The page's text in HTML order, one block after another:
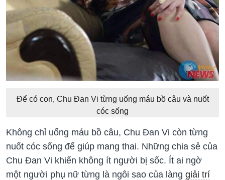
Để có con, Chu Đan Vi từng uống máu bồ câu và nuốt
cóc sống
Không chỉ uống máu bồ câu, Chu Đan Vi còn từng
nuốt cóc sống để giúp mang thai. Những chia sẻ của
Chu Đan Vi khiến không ít người bị sốc. Ít ai ngờ
một người phụ nữ từng là ngôi sao của làng giải trí